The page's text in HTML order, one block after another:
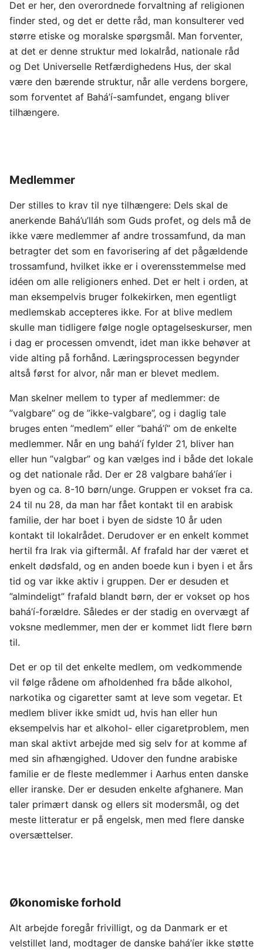
Det er her, den overordnede forvaltning af religionen
finder sted, og det er dette råd, man konsulterer ved
større etiske og moralske spørgsmål. Man forventer,
at det er denne struktur med lokalråd, nationale råd
og Det Universelle Retfærdighedens Hus, der skal
være den bærende struktur, når alle verdens borgere,
som forventet af Bahá’í-samfundet, engang bliver
tilhængere.
Medlemmer
Der stilles to krav til nye tilhængere: Dels skal de
anerkende Bahá’u’lláh som Guds profet, og dels må de
ikke være medlemmer af andre trossamfund, da man
betragter det som en favorisering af det pågældende
trossamfund, hvilket ikke er i overensstemmelse med
idéen om alle religioners enhed. Det er helt i orden, at
man eksempelvis bruger folkekirken, men egentligt
medlemskab accepteres ikke. For at blive medlem
skulle man tidligere følge nogle optagelseskurser, men
i dag er processen omvendt, idet man ikke behøver at
vide alting på forhånd. Læringsprocessen begynder
altså først for alvor, når man er blevet medlem.
Man skelner mellem to typer af medlemmer: de
”valgbare” og de ”ikke-valgbare”, og i daglig tale
bruges enten ”medlem” eller ”bahá’í” om de enkelte
medlemmer. Når en ung bahá’í fylder 21, bliver han
eller hun ”valgbar” og kan vælges ind i både det lokale
og det nationale råd. Der er 28 valgbare bahá’íer i
byen og ca. 8-10 børn/unge. Gruppen er vokset fra ca.
24 til nu 28, da man har fået kontakt til en arabisk
familie, der har boet i byen de sidste 10 år uden
kontakt til lokalrådet. Derudover er en enkelt kommet
hertil fra Irak via giftermål. Af frafald har der været et
enkelt dødsfald, og en anden boede kun i byen i et års
tid og var ikke aktiv i gruppen. Der er desuden et
”almindeligt” frafald blandt børn, der er vokset op hos
bahá’í-forældre. Således er der stadig en overvægt af
voksne medlemmer, men der er kommet lidt flere børn
til.
Det er op til det enkelte medlem, om vedkommende
vil følge rådene om afholdenhed fra både alkohol,
narkotika og cigaretter samt at leve som vegetar. Et
medlem bliver ikke smidt ud, hvis han eller hun
eksempelvis har et alkohol- eller cigaretproblem, men
man skal aktivt arbejde med sig selv for at komme af
med sin afhængighed. Udover den fundne arabiske
familie er de fleste medlemmer i Aarhus enten danske
eller iranske. Der er desuden enkelte afghanere. Man
taler primært dansk og ellers sit modersmål, og det
meste litteratur er på engelsk, men med flere danske
oversættelser.
Økonomiske forhold
Alt arbejde foregår frivilligt, og da Danmark er et
velstillet land, modtager de danske bahá’íer ikke støtte